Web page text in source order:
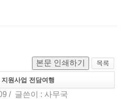
본문 인쇄하기
원사업 전담여행
/ 글쓴이 : 사무국